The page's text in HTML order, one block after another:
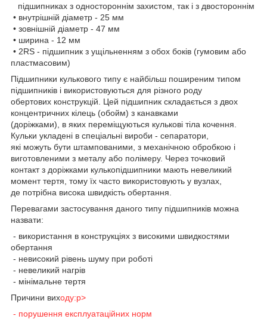
підшипниках з одностороннім захистом, так і з двостороннім
• внутрішній діаметр - 25 мм
• зовнішній діаметр - 47 мм
• ширина - 12 мм
• 2RS - підшипник з ущільненням з обох боків (гумовим або
пластмасовим)
Підшипники кулькового типу є найбільш поширеним типом
підшипників і використовуються для різного роду
обертових конструкцій. Цей підшипник складається з двох
концентричних кілець (обойм) з канавками
(доріжками), в яких переміщуються кулькові тіла кочення.
Кульки укладені в спеціальні вироби - сепаратори,
які можуть бути штампованими, з механічною обробкою і
виготовленими з металу або полімеру. Через точковий
контакт з доріжками кулькопідшипники мають невеликий
момент тертя, тому їх часто використовують у вузлах,
де потрібна висока швидкість обертання.
Перевагами застосування даного типу підшипників можна
назвати:
- використання в конструкціях з високими швидкостями
обертання
- невисокий рівень шуму при роботі
- невеликий нагрів
- мінімальне тертя
Причини виходу:p>
- порушення експлуатаційних норм